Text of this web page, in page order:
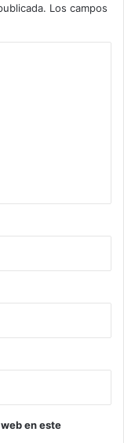
Los campos
en este